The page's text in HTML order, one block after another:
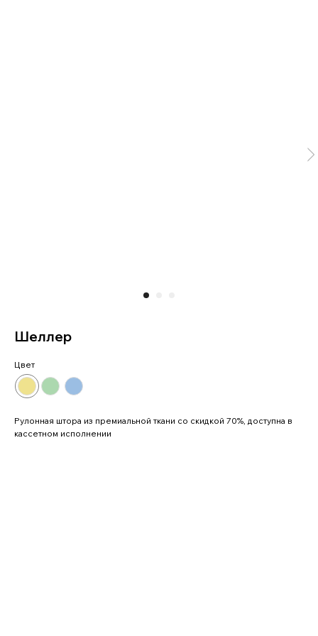
Шеллер
Цвет
Рулонная штора из премиальной ткани со скидкой 70%, доступна в
кассетном исполнении